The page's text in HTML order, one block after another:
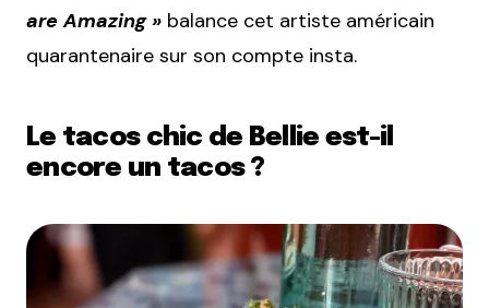
are Amazing » balance cet artiste américain
quarantenaire sur son compte insta.
Le tacos chic de Bellie est-il
encore un tacos ?